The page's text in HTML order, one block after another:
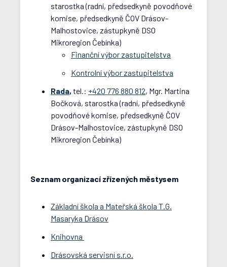
starostka (radní, předsedkyně povodňové
komise, předsedkyně ČOV Drásov-
Malhostovice, zástupkyně DSO
Mikroregion Čebínka)
Finanční výbor zastupitelstva
Kontrolní výbor zastupitelstva
Rada, tel.: +420 776 880 812, Mgr. Martina
Bočková, starostka (radní, předsedkyně
povodňové komise, předsedkyně ČOV
Drásov-Malhostovice, zástupkyně DSO
Mikroregion Čebínka)
Seznam organizací zřízených městysem
Základní škola a Mateřská škola T.G.
Masaryka Drásov
Knihovna
Drásovská servisní s.r.o.